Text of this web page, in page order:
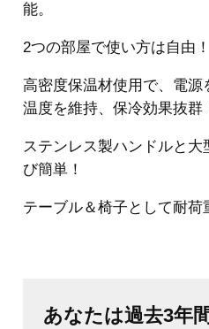
能。
2つの部屋で使い方は自由！
高密度保温材使用で、電
温度を維持、保冷効果抜群
ステンレス製ハンドルと
び簡単！
テーブル＆椅子として耐荷
あなたは過去3年